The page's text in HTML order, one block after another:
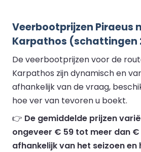
Veerbootprijzen Piraeus
Karpathos (schattingen
De veerbootprijzen voor de
Karpathos zijn dynamisch en
afhankelijk van de vraag,
hoe ver van tevoren u boekt.
👉 De gemiddelde prijzen
ongeveer € 59 tot meer dan €
afhankelijk van het seizoen en